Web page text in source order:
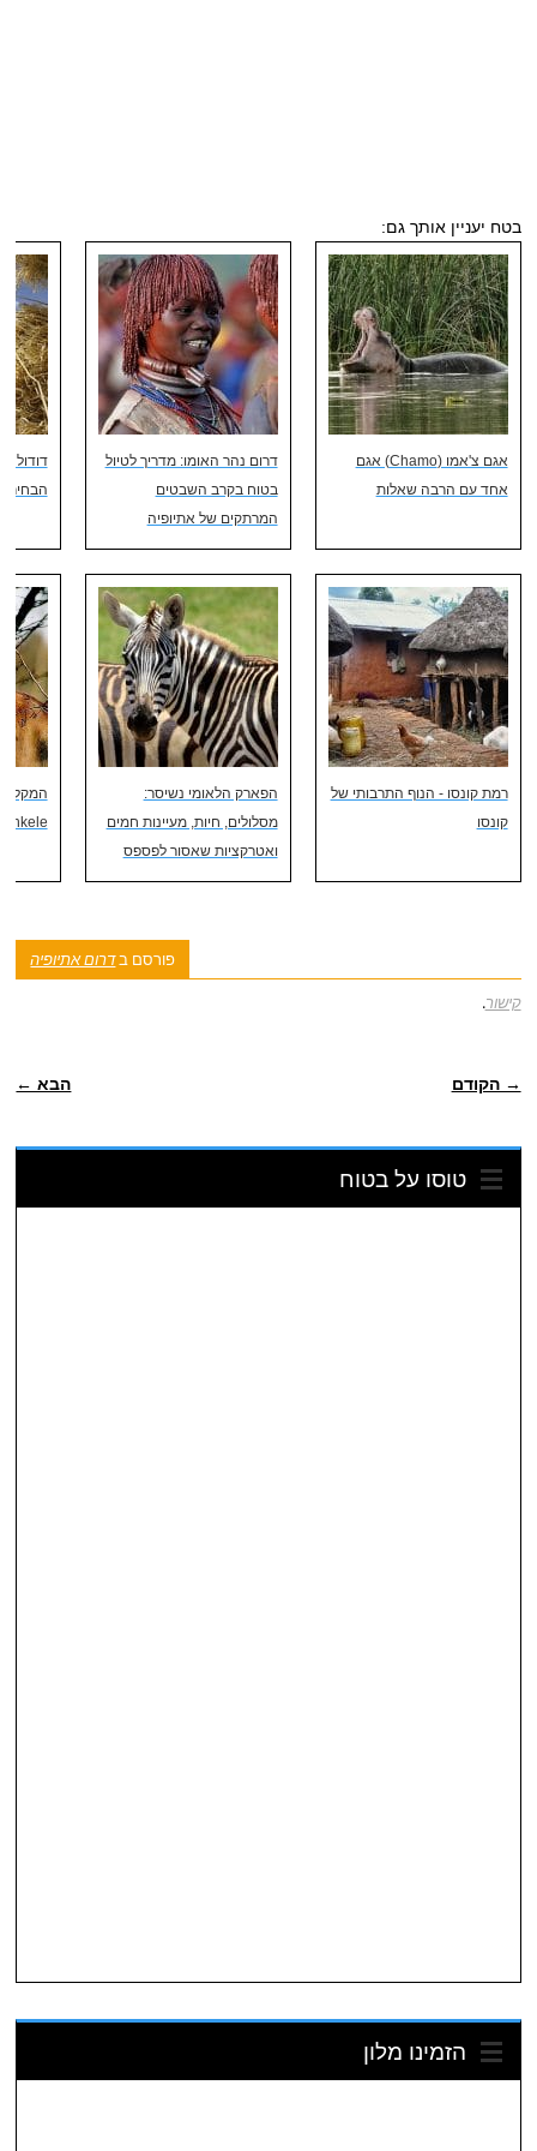
בטח יעניין אותך גם:
אגם צ'אמו (Chamo) אגם
אחד עם הרבה שאלות
דרום נהר האומו: מדריך לטיול
בטוח בקרב השבטים
המרתקים של אתיופיה
הבחירה
רמת קונסו - הנוף התרבותי של
קונסו
הפארק הלאומי נשיסר:
מסלולים, חיות, מעיינות חמים
ואטרקציות שאסור לפספס
המקלט
פורסם בדרום אתיופיה
קישור.
→ הקודם הבא ←
טוסו על בטוח
הזמינו מלון